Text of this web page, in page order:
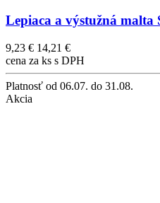
Lepiaca a výstužná malta
9,23 € 14,21 €
cena za ks s DPH
Platnosť od 06.07. do 31.08.
Akcia